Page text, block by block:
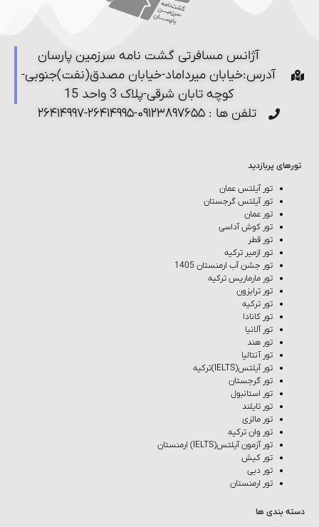
آژانس مسافرتی گشت نامه سرزمین پارسان
آدرس:خیابان میرداماد-خیابان مصدق(نفت)جنوبی-
کوچه تابان شرقی-پلاک 3 واحد 15
تلفن ها : ۰۹۱۲۳۸۹۷۶۵۵-۲۶۴۱۴۹۹۵-۲۶۴۱۴۹۹۷
تورهای پربازدید
تور آیلتس عمان
تور آیلتس گرجستان
تور عمان
تور کوش‌ آداسی
تور قطر
تور ازمیر ترکیه
تور جشن آب ارمنستان 1405
تور مارماریس ترکیه
تور ترابزون
تور ترکیه
تور کانادا
تور آلانیا
تور هند
تور آنتالیا
تور آیلتس(IELTS)ترکیه
تور گرجستان
تور استانبول
تور تایلند
تور مالزی
تور وان ترکیه
تور آزمون آیلتس(IELTS) ارمنستان
تور کیش
تور دبی
تور ارمنستان
دسته بندی ها